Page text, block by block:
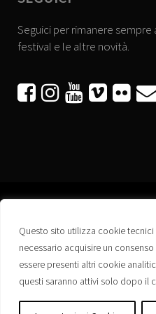
Questo sito utilizza cookie
necessario acquisire un
essere presenti altri cookie
questi saranno attivi solo dopo il
Seguici per rimanere
festival e le altre novità.
    
Associazione
Via Wagner, 42 -
C.F.
Registro delle Associazioni di